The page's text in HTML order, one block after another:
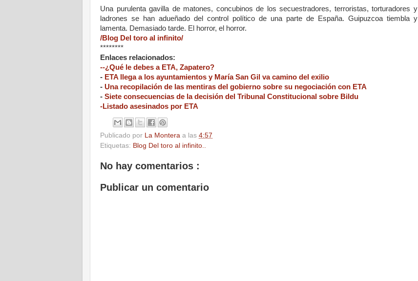
Una purulenta gavilla de matones, concubinos de los secuestradores, terroristas, torturadores y
ladrones se han adueñado del control político de una parte de España. Guipuzcoa tiembla y
lamenta. Demasiado tarde. El horror, el horror.
/Blog Del toro al infinito/
********
Enlaces relacionados:
--¿Qué le debes a ETA, Zapatero?
- ETA llega a los ayuntamientos y María San Gil va camino del exilio
- Una recopilación de las mentiras del gobierno sobre su negociación con ETA
- Siete consecuencias de la decisión del Tribunal Constitucional sobre Bildu
-Listado asesinados por ETA
Publicado por La Montera a las 4:57
Etiquetas: Blog Del toro al infinito..
No hay comentarios :
Publicar un comentario